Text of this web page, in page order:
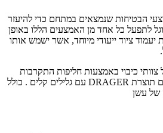
הבטיחות שנמצאים במתחם כדי להיעזר
לתפעל כל אחד מן האמצעים הללו באופן
יעמוד ציוד ייעודי מיוחד, אשר ישמש אותו
כיבוי באמצעות חליפות התקרבות
לאש תקניות ושימוש במנפי”ם תוצרת DRAGER עם גלילים קלים . כולל
של עשן